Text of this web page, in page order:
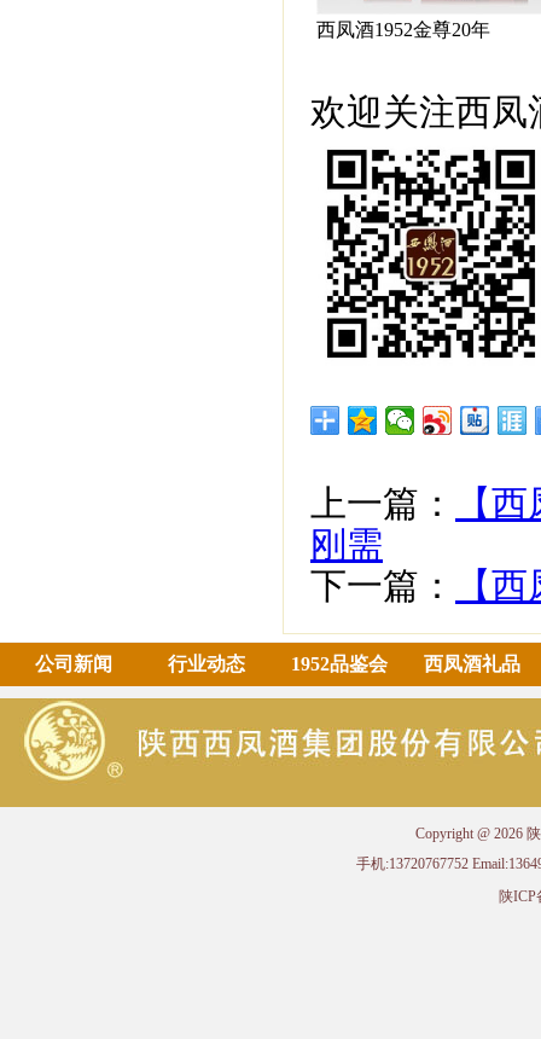
西凤酒1952金尊20年
欢迎关注西凤
上一篇：
【
刚需
下一篇：
【
公司新闻 行业动态 1952品鉴会 西凤酒礼品
Copyright @ 2026
手机:13720767752
陕ICP